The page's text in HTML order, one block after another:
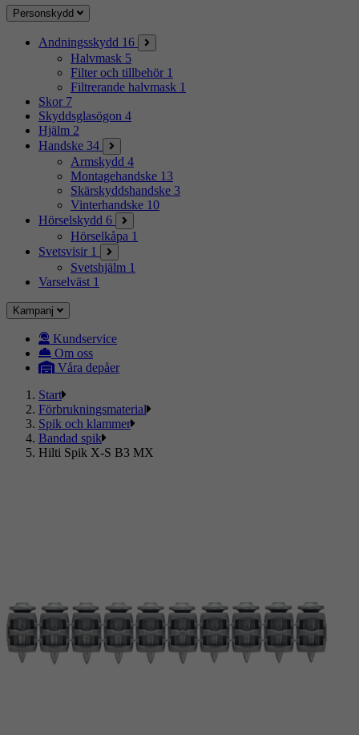
Personskydd
Andningsskydd 16
Halvmask 5
Filter och tillbehör 1
Filtrerande halvmask 1
Skor 7
Skyddsglasögon 4
Hjälm 2
Handske 34
Armskydd 4
Montagehandske 13
Skärskyddshandske 3
Vinterhandske 10
Hörselskydd 6
Hörselkåpa 1
Svetsvisir 1
Svetshjälm 1
Varselväst 1
Kampanj
Kundservice
Om oss
Våra depåer
Start
Förbrukningsmaterial
Spik och klammer
Bandad spik
Hilti Spik X-S B3 MX